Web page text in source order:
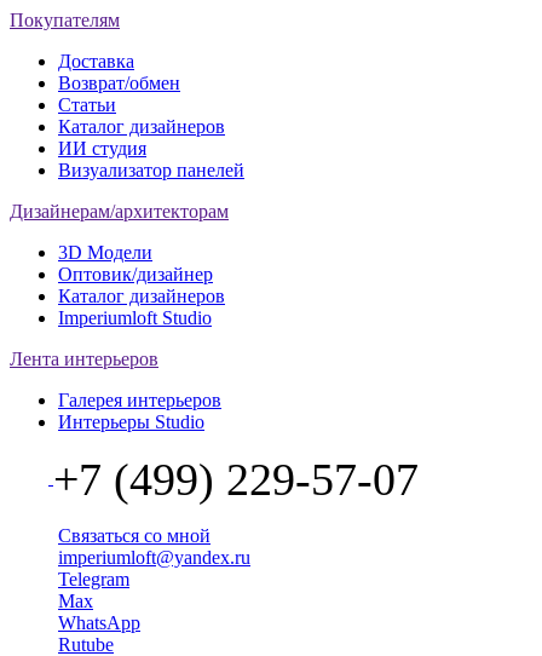
Покупателям
Доставка
Возврат/обмен
Статьи
Каталог дизайнеров
ИИ студия
Визуализатор панелей
Дизайнерам/архитекторам
3D Модели
Оптовик/дизайнер
Каталог дизайнеров
Imperiumloft Studio
Лента интерьеров
Галерея интерьеров
Интерьеры Studio
+7 (499) 229-57-07
Связаться со мной
imperiumloft@yandex.ru
Telegram
Max
WhatsApp
Rutube